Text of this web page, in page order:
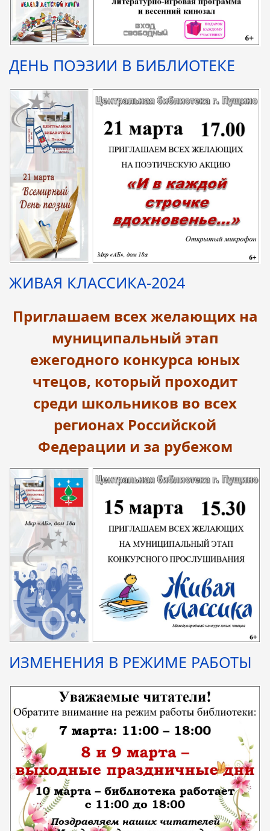
ДЕНЬ ПОЭЗИИ В БИБЛИОТЕКЕ
ЖИВАЯ КЛАССИКА-2024
Приглашаем всех желающих на
муниципальный этап
ежегодного конкурса юных
чтецов, который проходит
среди школьников во всех
регионах Российской
Федерации и за рубежом
ИЗМЕНЕНИЯ В РЕЖИМЕ РАБОТЫ